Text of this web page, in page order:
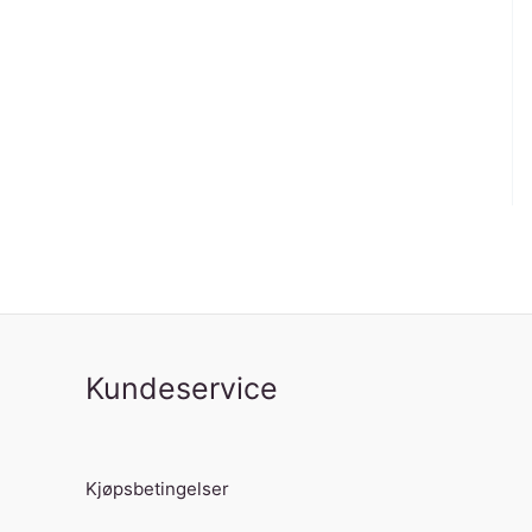
Kundeservice
Kjøpsbetingelser